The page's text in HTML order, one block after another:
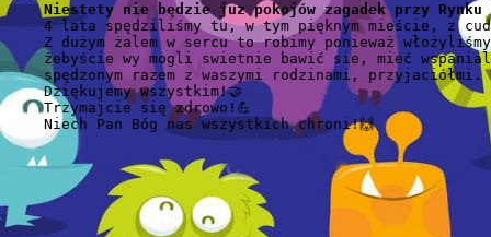
Niestety nie będzie juz pokojów zagadek przy Rynku
4 lata spędziliśmy tu, w tym pięknym mieście, z
Z dużym żalem w sercu to robimy ponieważ
żebyście wy mogli swietnie bawić sie, mieć
spędzonym razem z waszymi rodzinami, przyjaciółmi.
    Dziękujemy wszystkim!🤝
    Trzymajcie się zdrowo!💪
    Niech Pan Bóg nas wszystkich chroni!🙌